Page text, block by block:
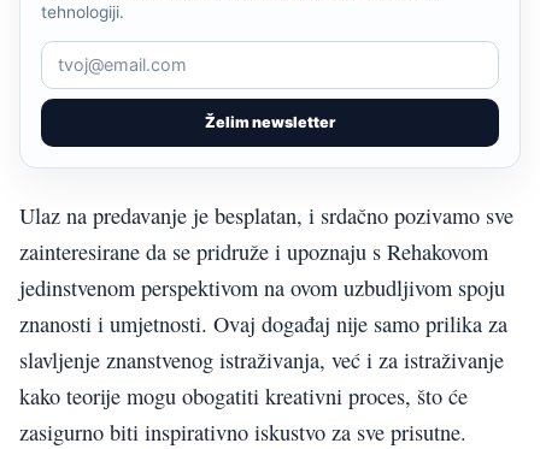
Želim newsletter
tehnologiji.
Ulaz na predavanje je besplatan, i srdačno pozivamo sve
zainteresirane da se pridruže i upoznaju s Rehakovom
jedinstvenom perspektivom na ovom uzbudljivom spoju
znanosti i umjetnosti. Ovaj događaj nije samo prilika za
slavljenje znanstvenog istraživanja, već i za istraživanje
kako teorije mogu obogatiti kreativni proces, što će
zasigurno biti inspirativno iskustvo za sve prisutne.